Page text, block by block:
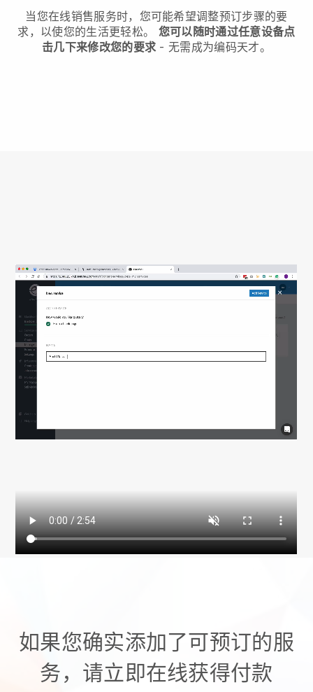
当您在线销售服务时，您可能希望调整预订步骤的要
求，以使您的生活更轻松。 您可以随时通过任意设备点
击几下来修改您的要求 - 无需成为编码天才。
如果您确实添加了可预订的服
务，请立即在线获得付款